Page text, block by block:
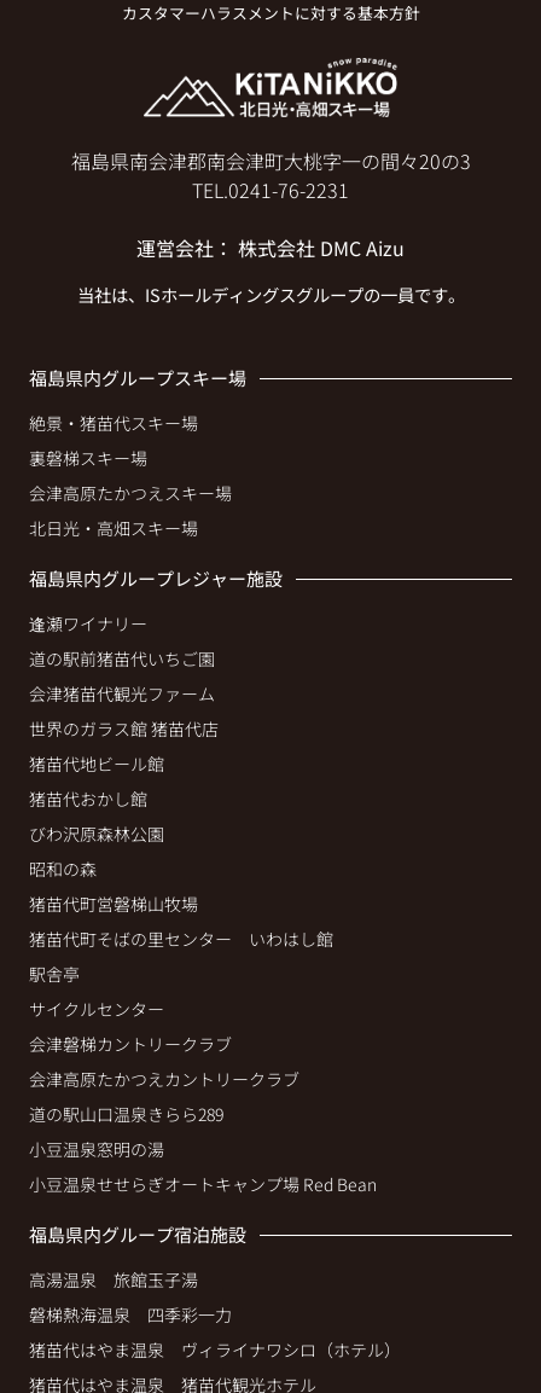
カスタマーハラスメントに対する基本方針
福島県南会津郡南会津町大桃字一の間々20の3
TEL.0241-76-2231
運営会社 ： 株式会社 DMC Aizu
当社は、 ISホールディングスグループの一員です。
福島県内グループスキー場
絶景・猪苗代スキー場
裏磐梯スキー場
会津高原たかつえスキー場
北日光・高畑スキー場
福島県内グループレジャー施設
逢瀬ワイナリー
道の駅前猪苗代いちご園
会津猪苗代観光ファーム
世界のガラス館 猪苗代店
猪苗代地ビール館
猪苗代おかし館
びわ沢原森林公園
昭和の森
猪苗代町営磐梯山牧場
猪苗代町そばの里センター いわはし館
駅舎亭
サイクルセンター
会津磐梯カントリークラブ
会津高原たかつえカントリークラブ
道の駅山口温泉きらら289
小豆温泉窓明の湯
小豆温泉せせらぎオートキャンプ場 Red Bean
福島県内グループ宿泊施設
高湯温泉 旅館玉子湯
磐梯熱海温泉 四季彩一力
猪苗代はやま温泉 ヴィライナワシロ（ホテル）
猪苗代はやま温泉 猪苗代観光ホテル